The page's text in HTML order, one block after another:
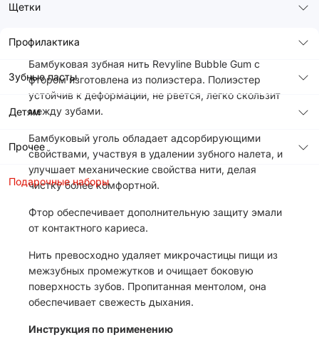
Щетки
Профилактика
Зубные пасты
Детям
Прочее
Подарочные наборы
Бамбуковая зубная нить Revyline Bubble Gum с
фтором изготовлена из полиэстера. Полиэстер
устойчив к деформации, не рвется, легко скользит
между зубами.
Бамбуковый уголь обладает адсорбирующими
свойствами, участвуя в удалении зубного налета, и
улучшает механические свойства нити, делая
чистку более комфортной.
Фтор обеспечивает дополнительную защиту эмали
от контактного кариеса.
Нить превосходно удаляет микрочастицы пищи из
межзубных промежутков и очищает боковую
поверхность зубов. Пропитанная ментолом, она
обеспечивает свежесть дыхания.
Инструкция по применению